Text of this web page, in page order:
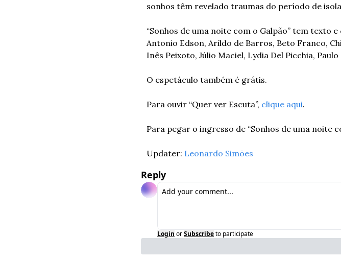
sonhos têm revelado traumas do período de
“Sonhos de uma noite com o Galpão” tem texto
Antonio Edson, Arildo de Barros, Beto Franco,
Inês Peixoto, Júlio Maciel, Lydia Del Picchia,
O espetáculo também é grátis.
Para ouvir “Quer ver Escuta”, clique aqui.
Para pegar o ingresso de “Sonhos de uma noite
Updater: Leonardo Simões
Reply
Login orSubscribeto participate